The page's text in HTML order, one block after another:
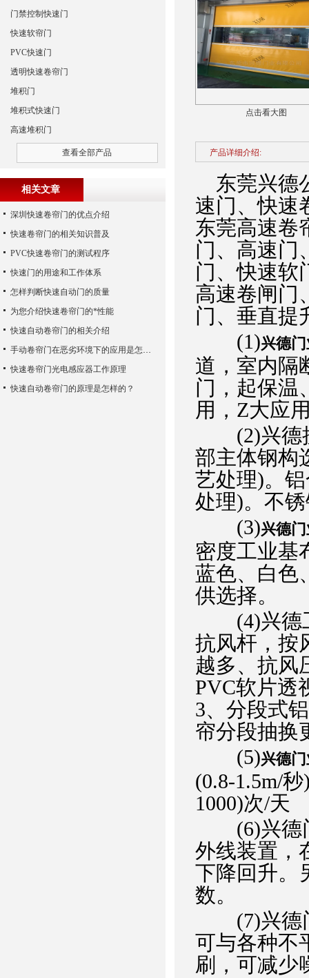
点击看大图
产品详细介绍:
东莞兴德
速门、快速
东莞高速卷
门、高速门
门、快速软
高速卷闸门
门、垂直提
(1)兴德
道，室内隔
门，起保温
用，Z大应
(2)兴德抗
部主体钢构
艺处理)。
处理)。不
(3)兴德
密度工业基
蓝色、白色
供选择。
(4)兴德工
抗风杆，按
越多、抗风
PVC软片透
3、分段式
帘分段抽换
(5)兴德
(0.8-1.5m/
1000)次/天
(6)兴德门
外线装置，
下降回升。
数。
(7)兴德门
可与各种不
刷，可减少
门禁控制快速门
快速软帘门
PVC快速门
透明快速卷帘门
堆积门
堆积式快速门
高速堆积门
查看全部产品
相关文章
深圳快速卷帘门的优点介绍
快速卷帘门的相关知识普及
PVC快速卷帘门的测试程序
快速门的用途和工作体系
怎样判断快速自动门的质量
为您介绍快速卷帘门的*性能
快速自动卷帘门的相关介绍
手动卷帘门在恶劣环境下的应用是怎样的
快速卷帘门光电感应器工作原理
快速自动卷帘门的原理是怎样的？